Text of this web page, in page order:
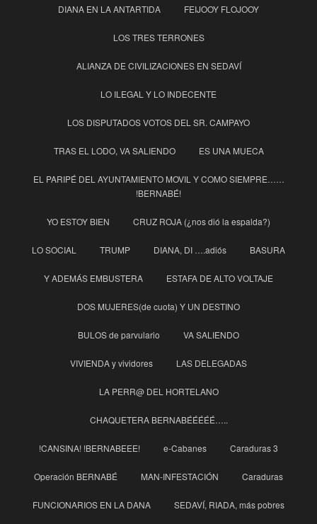
DIANA EN LA ANTARTIDA FEIJOOY FLOJOOY
LOS TRES TERRONES
ALIANZA DE CIVILIZACIONES EN SEDAVÍ
LO ILEGAL Y LO INDECENTE
LOS DISPUTADOS VOTOS DEL SR. CAMPAYO
TRAS EL LODO, VA SALIENDO ES UNA MUECA
EL PARIPÉ DEL AYUNTAMIENTO MOVIL Y COMO SIEMPRE……
!BERNABÉ!
YO ESTOY BIEN CRUZ ROJA (¿nos dió la espalda?)
LO SOCIAL TRUMP DIANA, DI ….adiós BASURA
Y ADEMÁS EMBUSTERA ESTAFA DE ALTO VOLTAJE
DOS MUJERES(de cuota) Y UN DESTINO
BULOS de parvulario VA SALIENDO
VIVIENDA y vividores LAS DELEGADAS
LA PERR@ DEL HORTELANO
CHAQUETERA BERNABÉÉÉÉÉ…..
!CANSINA! !BERNABEEE! e-Cabanes Caraduras 3
Operación BERNABÉ MAN-INFESTACIÓN Caraduras
FUNCIONARIOS EN LA DANA SEDAVÍ, RIADA, más pobres